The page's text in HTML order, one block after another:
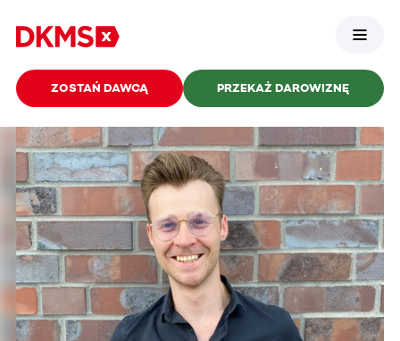
ZOSTAŃ DAWCĄ PRZEKAŻ DAROWIZNĘ